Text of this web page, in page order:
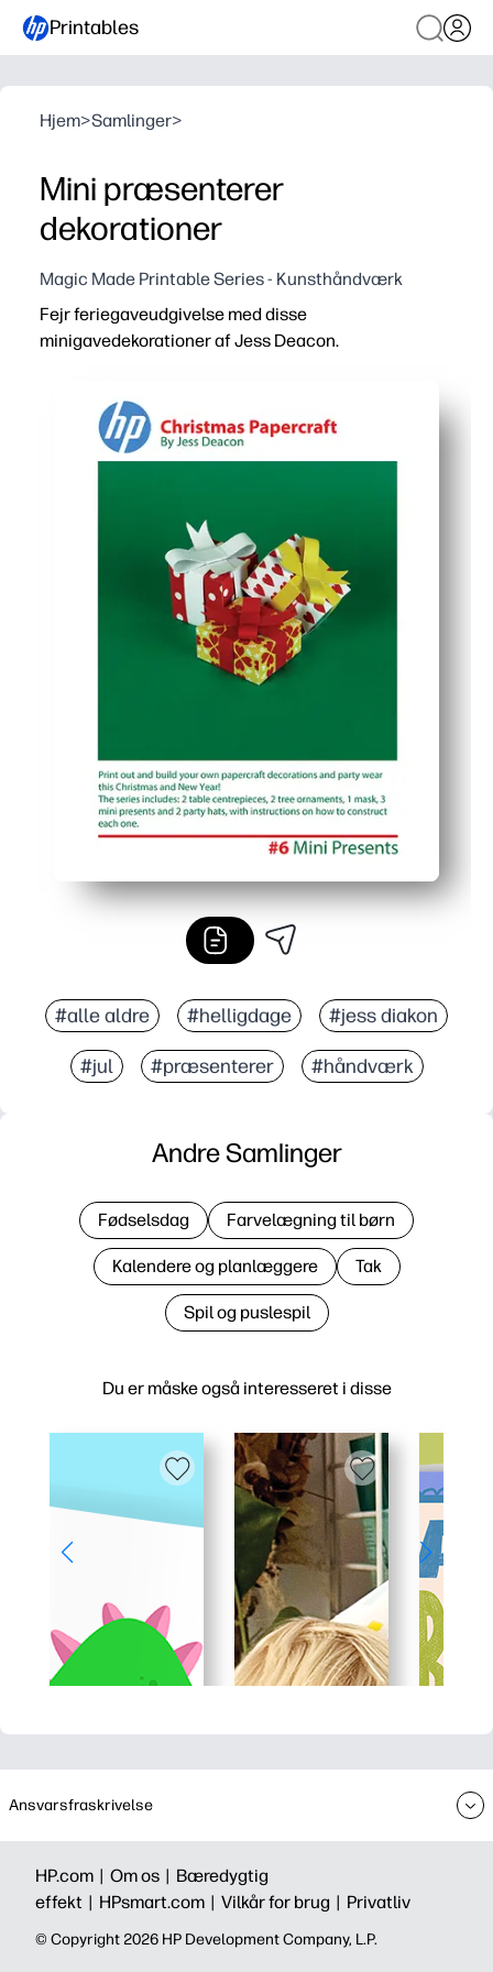
Printables
Hjem>Samlinger>
Mini præsenterer
dekorationer
Magic Made Printable Series - Kunsthåndværk
Fejr feriegaveudgivelse med disse
minigavedekorationer af Jess Deacon.
Du holder børnene engagerede med et hurtigt,
Blanke designs er nemme at tilpasse - tilføj navne,
#alle aldre #helligdage #jess diakon
#jul #præsenterer #håndværk
Du er måske også interesseret i disse
Andre Samlinger
Fødselsdag Farvelægning til børn
Kalendere og planlæggere Tak
Spil og puslespil
Ansvarsfraskrivelse
HP.com | Om os | Bæredygtig
effekt | HPsmart.com | Vilkår for brug | Privatliv
©️ Copyright 2026 HP Development Company, L.P.